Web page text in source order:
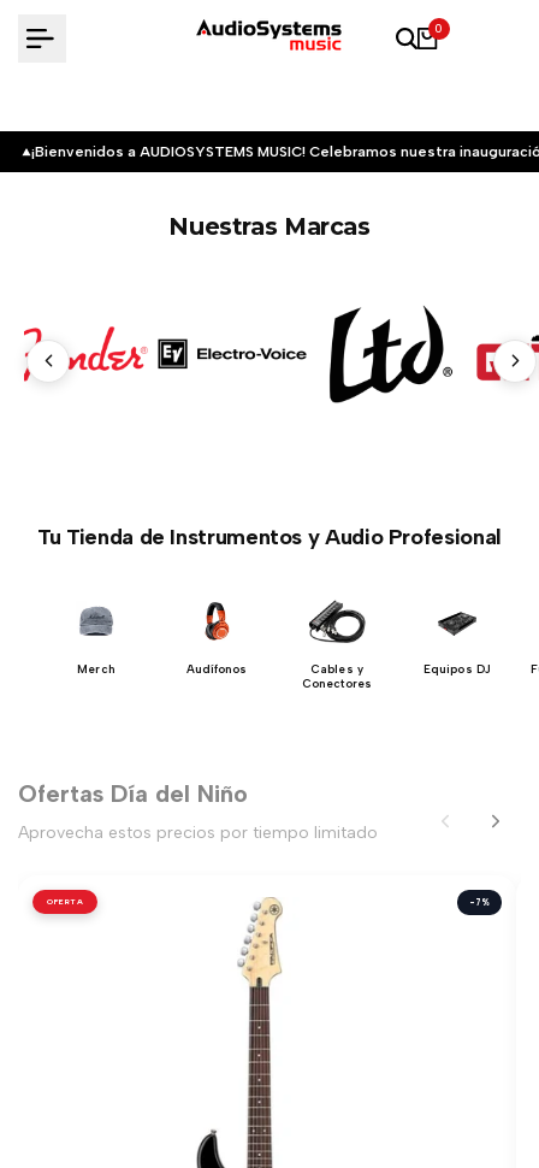
0
¡Bienvenidos a AUDIOSYSTEMS MUSIC! Celebramos nuestra
Nuestras Marcas
Tu Tienda de Instrumentos y Audio Profesional
Merch Audífonos
Cables y
Conectores
Equipos DJ
Ofertas Día del Niño
Aprovecha estos precios por tiempo limitado
OFERTA -7%